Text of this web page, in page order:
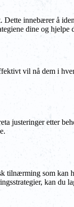
innebærer å
dine og hjelpe
vil nå dem i
justeringer etter
tilnærming som
kan du